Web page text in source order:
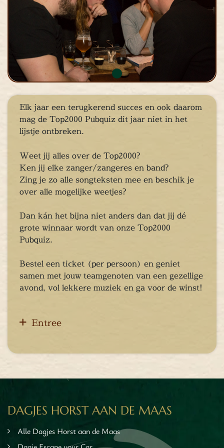
Room
uit
dagje
Room
verzorgd
Tours
uit
dagje
uit
Elk jaar een terugkerend succes en ook daarom
mag de Top2000 Pubquiz dit jaar niet in het
lijstje ontbreken.
Weet jij alles over de Top2000?
Ken jij elke zanger/zangeres en band?
Zing je zo alle songteksten mee en beschik je
over alle mogelijke weetjes?
Dan kán het bijna niet anders dan dat jij dé
grote winnaar wordt van onze Top2000
Pubquiz.
Bestel een ticket (per persoon) en geniet
samen met jouw teamgenoten van een gezellige
avond, vol lekkere muziek en ga voor de winst!
Entree
DAGJES HORST AAN DE MAAS
Alle Dagjes Horst aan de Maas